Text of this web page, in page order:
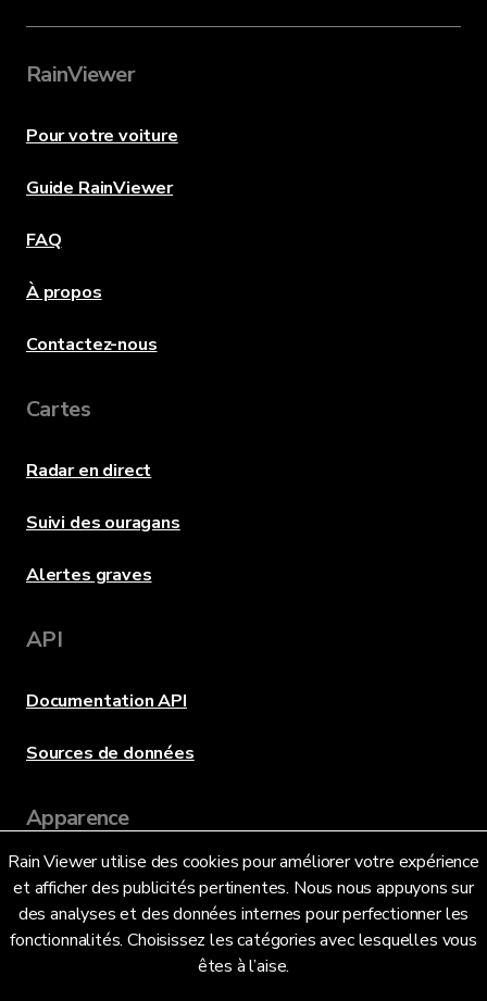
Rain Viewer utilise des cookies pour améliorer votre expérience
et afficher des publicités pertinentes. Nous nous appuyons sur
des analyses et des données internes pour perfectionner les
fonctionnalités. Choisissez les catégories avec lesquelles vous
êtes à l’aise.
RainViewer
Pour votre voiture
Guide RainViewer
FAQ
À propos
Contactez-nous
Cartes
Radar en direct
Suivi des ouragans
Alertes graves
API
Documentation API
Sources de données
Apparence
Langue